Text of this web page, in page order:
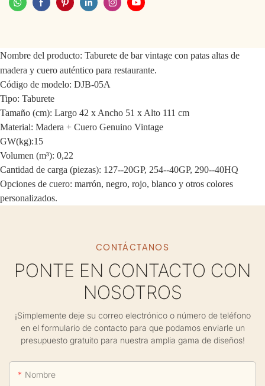
Nombre del producto: Taburete de bar vintage con patas altas de
madera y cuero auténtico para restaurante.
Código de modelo: DJB-05A
Tipo: Taburete
Tamaño (cm): Largo 42 x Ancho 51 x Alto 111 cm
Material: Madera + Cuero Genuino Vintage
GW(kg):15
Volumen (m³): 0,22
Cantidad de carga (piezas): 127--20GP, 254--40GP, 290--40HQ
Opciones de cuero: marrón, negro, rojo, blanco y otros colores
personalizados.
CONTÁCTANOS
PONTE EN CONTACTO CON
NOSOTROS
¡Simplemente deje su correo electrónico o número de teléfono
en el formulario de contacto para que podamos enviarle un
presupuesto gratuito para nuestra amplia gama de diseños!
Nombre